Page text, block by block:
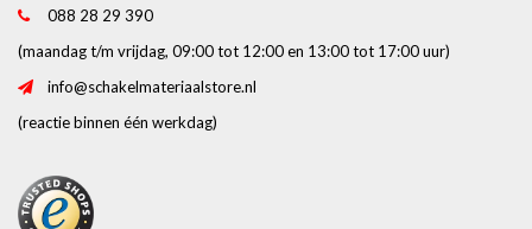
088 28 29 390
(maandag t/m vrijdag, 09:00 tot 12:00 en 13:00 tot 17:00 uur)
info@schakelmateriaalstore.nl
(reactie binnen één werkdag)